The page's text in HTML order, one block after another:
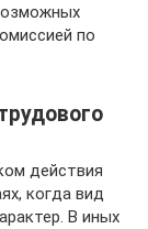
по
действия
когда вид
В иных